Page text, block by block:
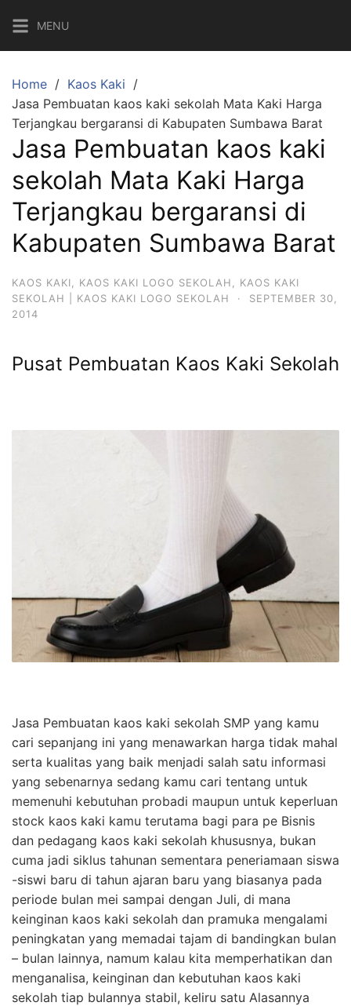
content
MENU
Home
Kaos Kaki
Jasa Pembuatan kaos kaki sekolah Mata Kaki Harga
Terjangkau bergaransi di Kabupaten Sumbawa Barat
Jasa Pembuatan kaos kaki
sekolah Mata Kaki Harga
Terjangkau bergaransi di
Kabupaten Sumbawa Barat
KAOS KAKI KAOS KAKI LOGO SEKOLAH
KAOS KAKI
SEKOLAH | KAOS KAKI LOGO SEKOLAH
·
SEPTEMBER 30,
2014
Pusat Pembuatan Kaos Kaki Sekolah
Jasa Pembuatan kaos kaki sekolah SMP yang kamu
cari sepanjang ini yang menawarkan harga tidak mahal
serta kualitas yang baik menjadi salah satu informasi
yang sebenarnya sedang kamu cari tentang untuk
memenuhi kebutuhan probadi maupun untuk keperluan
stock kaos kaki kamu terutama bagi para pe Bisnis
dan pedagang kaos kaki sekolah khususnya, bukan
cuma jadi siklus tahunan sementara peneriamaan siswa
-siswi baru di tahun ajaran baru yang biasanya pada
periode bulan mei sampai dengan Juli, di mana
keinginan kaos kaki sekolah dan pramuka mengalami
peningkatan yang memadai tajam di bandingkan bulan
– bulan lainnya, namum kalau kita memperhatikan dan
menganalisa, keinginan dan kebutuhan kaos kaki
sekolah tiap bulannya stabil, keliru satu Alasannya